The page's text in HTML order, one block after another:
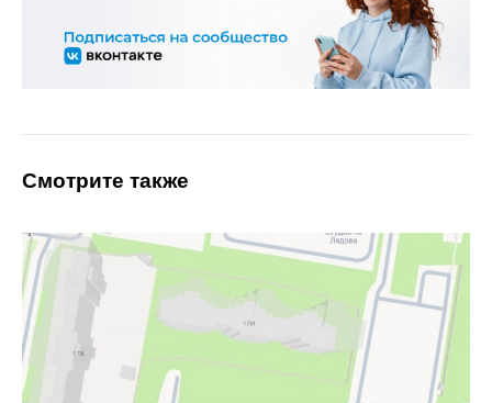
Смотрите также